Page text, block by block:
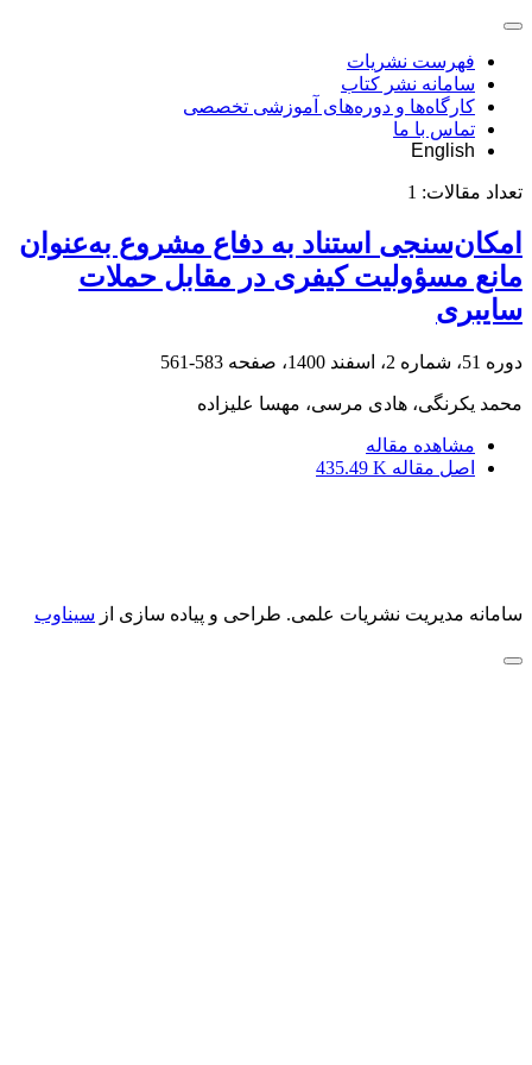
فهرست نشریات
سامانه نشر کتاب
کارگاه‌ها و دوره‌های آموزشی تخصصی
تماس با ما
English
تعداد مقالات: 1
امکان‌سنجی استناد به دفاع مشروع به‌عنوان
مانع مسؤولیت کیفری در مقابل حملات
سایبری
دوره 51، شماره 2، اسفند 1400، صفحه 583-561
محمد یکرنگی، هادی مرسی، مهسا علیزاده
مشاهده مقاله
اصل مقاله 435.49 K
سامانه مدیریت نشریات علمی. طراحی و پیاده سازی از سیناوب